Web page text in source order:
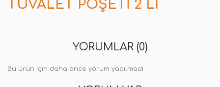
TUVALET POŞETI 2 LI
YORUMLAR (0)
Bu ürün için daha önce yorum yapılmadı.